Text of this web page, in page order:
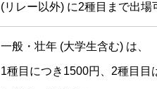
(リレー以外) に2種目まで出場
一般・壮年 (大学生含む) は、
1種目につき1500円、2種目目